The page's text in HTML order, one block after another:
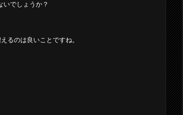
いでしょうか？
るのは良いことですね。